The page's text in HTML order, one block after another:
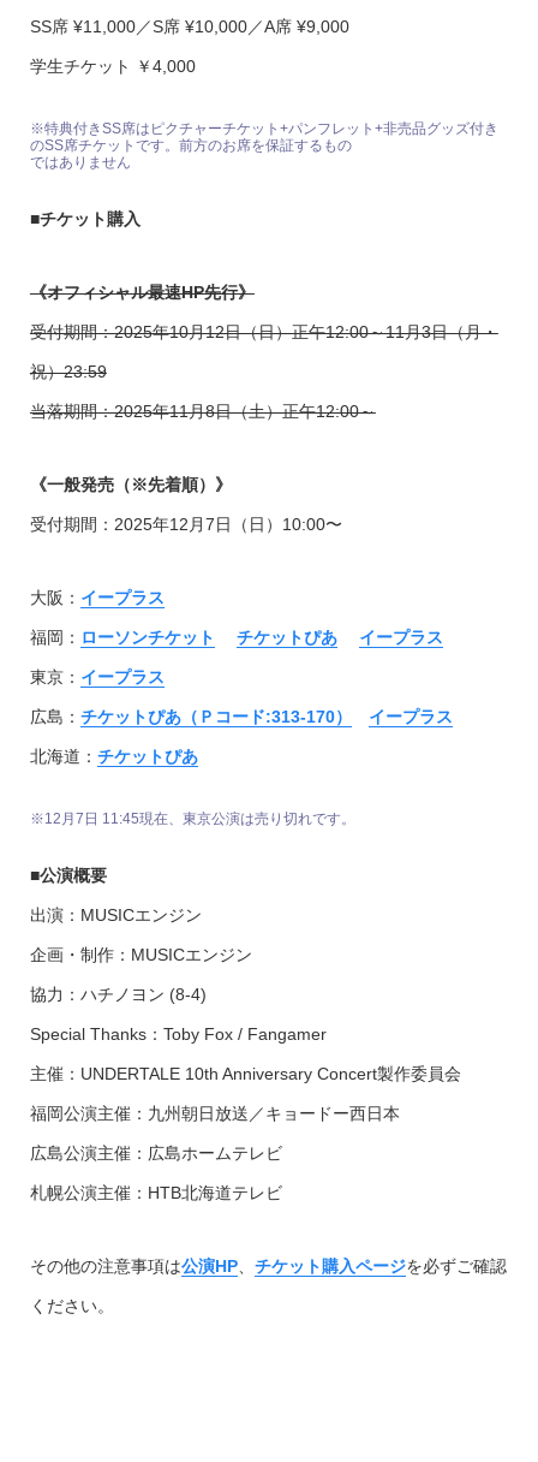
SS席 ¥11,000／S席 ¥10,000／A席 ¥9,000
学生チケット ￥4,000
※特典付きSS席はピクチャーチケット+パンフレット+非売品グッズ付き
のSS席チケットです。前方のお席を保証するもの
ではありません
■チケット購入
《オフィシャル最速HP先行》
受付期間：2025年10月12日（日）正午12:00～11月3日（月・
祝）23:59
当落期間：2025年11月8日（土）正午12:00～
《一般発売（※先着順）》
受付期間：2025年12月7日（日）10:00〜
大阪： イープラス
福岡： ローソンチケット チケットぴあ イープラス
東京： イープラス
広島： チケットぴあ（Ｐコード:313-170） イープラス
北海道： チケットぴあ
※12月7日 11:45現在、東京公演は売り切れです。
■公演概要
出演：MUSICエンジン
企画・制作：MUSICエンジン
協力：ハチノヨン (8-4)
Special Thanks：Toby Fox / Fangamer
主催：UNDERTALE 10th Anniversary Concert製作委員会
福岡公演主催：九州朝日放送／キョードー西日本
広島公演主催：広島ホームテレビ
札幌公演主催：HTB北海道テレビ
その他の注意事項は公演HP、 チケット購入ページを必ずご確認
ください。